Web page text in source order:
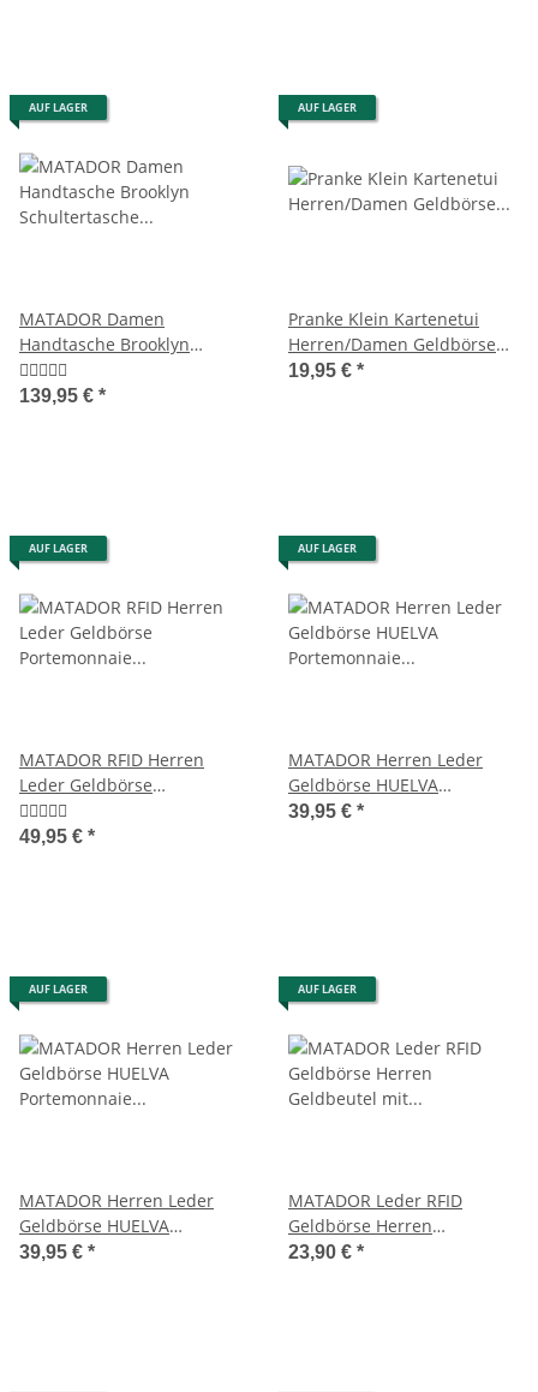
AUF LAGER
MATADOR Damen
Handtasche Brooklyn
Schultertasche
Henkeltasche Braun
139,95 € *
AUF LAGER
Pranke Klein Kartenetui
Herren/Damen Geldbörse
Portemonnaie aus Weichem
19,95 € *
AUF LAGER
MATADOR RFID Herren
Leder Geldbörse
Portemonnaie Geldbeutel
Braun
49,95 € *
AUF LAGER
MATADOR Herren Leder
Geldbörse HUELVA
Portemonnaie RFID Braun
39,95 € *
AUF LAGER
MATADOR Herren Leder
Geldbörse HUELVA
Portemonnaie RFID Schwarz
39,95 € *
AUF LAGER
MATADOR Leder RFID
Geldbörse Herren
Geldbeutel mit
23,90 € *